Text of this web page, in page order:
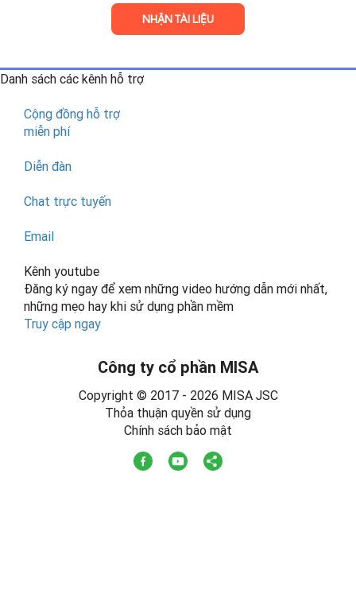
Danh sách các kênh hỗ trợ
Cộng đồng hỗ trợ
miễn phí
Diễn đàn
Chat trực tuyến
Email
Kênh youtube
Đăng ký ngay để xem những video hướng dẫn mới nhất,
những mẹo hay khi sử dụng phần mềm
Truy cập ngay
Công ty cổ phần MISA
Copyright © 2017 - 2026 MISA JSC
Thỏa thuận quyền sử dụng
Chính sách bảo mật